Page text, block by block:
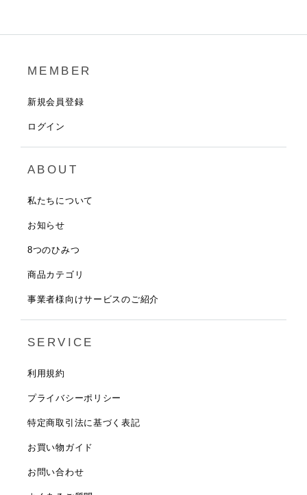
MEMBER
新規会員登録
ログイン
ABOUT
私たちについて
お知らせ
8つのひみつ
商品カテゴリ
事業者様向けサービスのご紹介
SERVICE
利用規約
プライバシーポリシー
特定商取引法に基づく表記
お買い物ガイド
お問い合わせ